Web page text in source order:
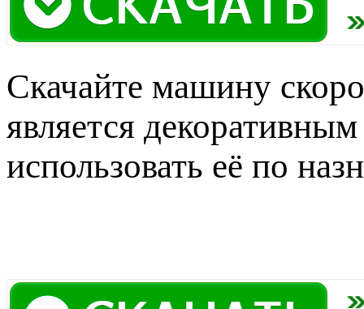
Скачайте машину
является
использовать её по